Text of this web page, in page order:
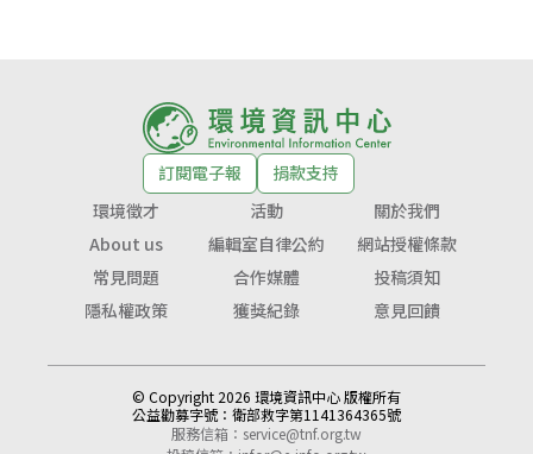
訂閱電子報
捐款支持
環境徵才
活動
關於我們
About us
編輯室自律公約
網站授權條款
常見問題
合作媒體
投稿須知
隱私權政策
獲獎紀錄 意見回饋
© Copyright 2026 環境資訊中心 版權所有
公益勸募字號： 衛部救字第1141364365號
服務信箱： service@tnf.org.tw